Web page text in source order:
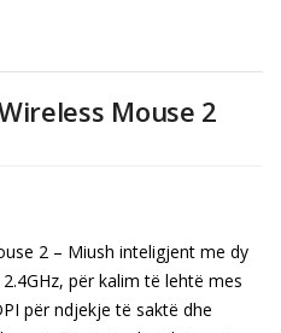
Mouse 2
2 – Miush inteligjent me dy
për kalim të lehtë mes
për ndjekje të saktë dhe